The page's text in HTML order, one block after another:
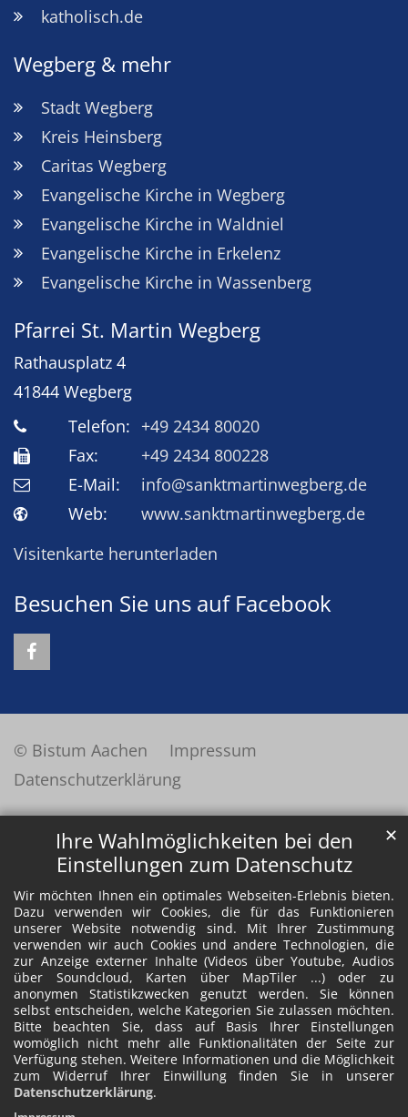
Ihre Wahlmöglichkeiten bei den
Einstellungen zum Datenschutz
Wir möchten Ihnen ein optimales Webseiten-Erlebnis bieten.
Dazu verwenden wir Cookies, die für das Funktionieren
unserer Website notwendig sind. Mit Ihrer Zustimmung
verwenden wir auch Cookies und andere Technologien, die
zur Anzeige externer Inhalte (Videos über Youtube, Audios
über Soundcloud, Karten über MapTiler ...) oder zu
anonymen Statistikzwecken genutzt werden. Sie können
selbst entscheiden, welche Kategorien Sie zulassen möchten.
Bitte beachten Sie, dass auf Basis Ihrer Einstellungen
womöglich nicht mehr alle Funktionalitäten der Seite zur
Verfügung stehen. Weitere Informationen und die Möglichkeit
zum Widerruf Ihrer Einwillung finden Sie in unserer
Datenschutzerklärung.
✕
katholisch.de
Wegberg & mehr
Stadt Wegberg
Kreis Heinsberg
Caritas Wegberg
Evangelische Kirche in Wegberg
Evangelische Kirche in Waldniel
Evangelische Kirche in Erkelenz
Evangelische Kirche in Wassenberg
Pfarrei St. Martin Wegberg
Rathausplatz 4
41844 Wegberg
Telefon: +49 2434 80020
Fax:
+49 2434 800228
E-Mail:
info@sanktmartinwegberg.de
Web:
www.sanktmartinwegberg.de
Visitenkarte herunterladen
Besuchen Sie uns auf Facebook
© Bistum Aachen
Impressum
Datenschutzerklärung